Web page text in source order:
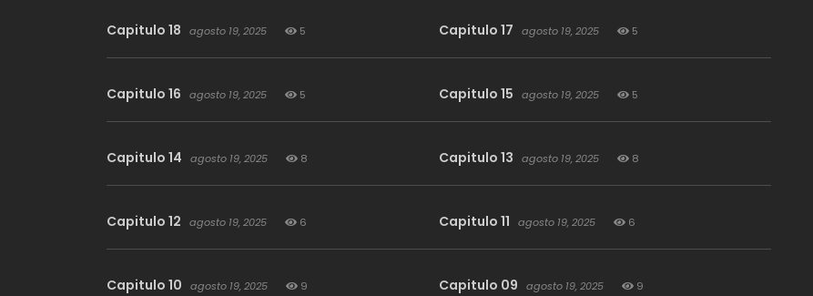
Capitulo 18 agosto 19, 2025 5 Capitulo 17 agosto 19, 2025 5
Capitulo 16 agosto 19, 2025 5 Capitulo 15 agosto 19, 2025 5
Capitulo 14 agosto 19, 2025 8 Capitulo 13 agosto 19, 2025 8
Capitulo 12 agosto 19, 2025 6 Capitulo 11 agosto 19, 2025 6
Capitulo 10 agosto 19, 2025 9 Capitulo 09 agosto 19, 2025 9